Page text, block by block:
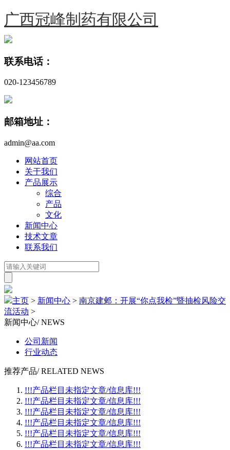
广西冠峰制药有限公司
联系电话：
020-123456789
邮箱地址：
admin@aa.com
网站首页
关于我们
产品展示
综合
产品
文化
新闻中心
技术文章
联系我们
主页 > 新闻中心 > 南京建邺：开展“你点我检”暨抽检风险交
流活动 >
新闻中心/ NEWS
公司新闻
行业动态
推荐产品/ RELATED NEWS
!!!产品栏目未指定文章/信息库!!!
!!!产品栏目未指定文章/信息库!!!
!!!产品栏目未指定文章/信息库!!!
!!!产品栏目未指定文章/信息库!!!
!!!产品栏目未指定文章/信息库!!!
!!!产品栏目未指定文章/信息库!!!